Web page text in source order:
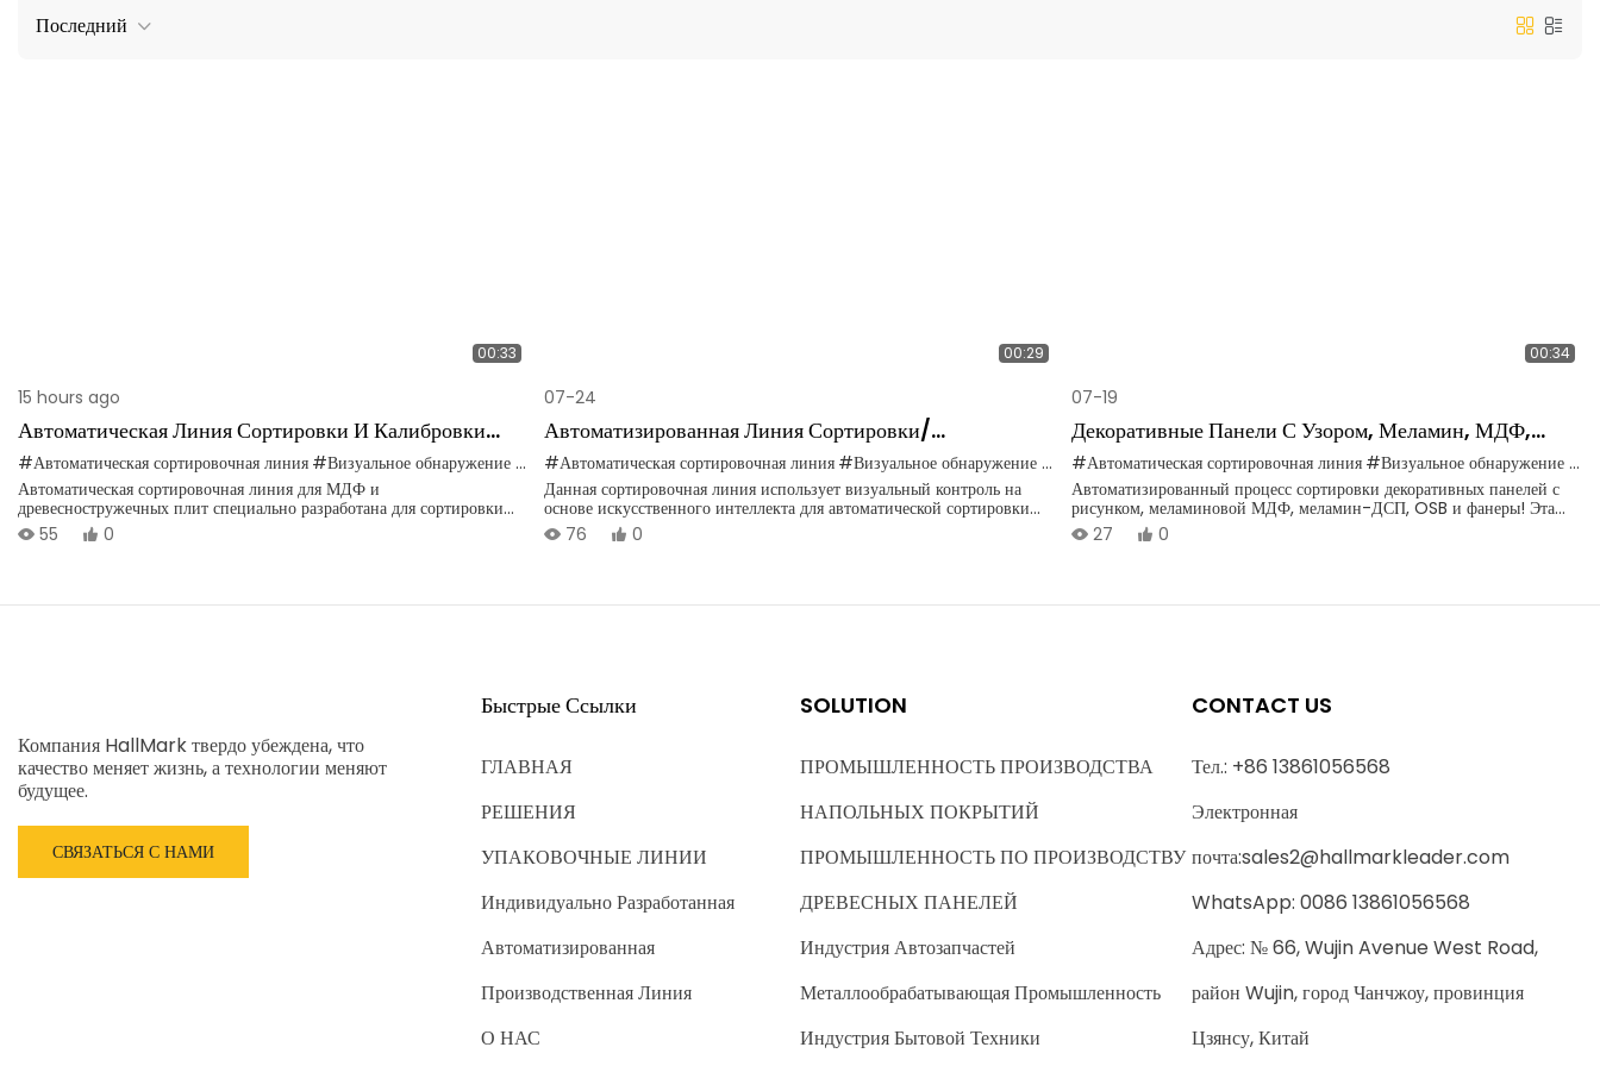
Последний
00:33
15 hours ago
Автоматическая Линия Сортировки И Калибровки
МДФ И ДСП.
#Автоматическая сортировочная линия #Визуальное обнаружение с помощью ИИ
Автоматическая сортировочная линия для МДФ и
древесностружечных плит специально разработана для сортировки
готовых изделий из МДФ (древесноволокнистой плиты средней
плотности) и древесностружечных плит (ДСП), полуфабрикатов и
датчики и полностью автоматизированную технологию
55 0
00:29
07-24
Автоматизированная Линия Сортировки/
Классификации Ориентированно-Стружечных Плит
(ОСП).
#Автоматическая сортировочная линия #Визуальное обнаружение с помощью ИИ
Данная сортировочная линия использует визуальный контроль на
основе искусственного интеллекта для автоматической сортировки
МДФ, ДСП и OSB по техническим характеристикам, толщине и
наличию дефектов. Благодаря управлению с помощью ПЛК, система
осуществлять интеллектуальную модернизацию и повышать
76 0
00:34
07-19
Декоративные Панели С Узором, Меламин, МДФ,
ДСП, ОСП, Фанера, Сортировочная Линия, Линия
Калибровки.
#Автоматическая сортировочная линия #Визуальное обнаружение с помощью ИИ
Автоматизированный процесс сортировки декоративных панелей с
рисунком, меламиновой МДФ, меламин-ДСП, OSB и фанеры! Эта
сортировочная линия использует новейшую технологию визуального
контроля на основе искусственного интеллекта, которая позволяет
27 0
Компания HallMark твердо убеждена, что
качество меняет жизнь, а технологии меняют
будущее.
СВЯЗАТЬСЯ С НАМИ
Быстрые Ссылки
ГЛАВНАЯ
РЕШЕНИЯ
УПАКОВОЧНЫЕ ЛИНИИ
Индивидуально Разработанная
Автоматизированная
Производственная Линия
О НАС
SOLUTION
ПРОМЫШЛЕННОСТЬ ПРОИЗВОДСТВА
НАПОЛЬНЫХ ПОКРЫТИЙ
ПРОМЫШЛЕННОСТЬ ПО ПРОИЗВОДСТВУ
ДРЕВЕСНЫХ ПАНЕЛЕЙ
Индустрия Автозапчастей
Металлообрабатывающая Промышленность
Индустрия Бытовой Техники
CONTACT US
Тел.: +86 13861056568
Электронная
почта:sales2@hallmarkleader.com
WhatsApp: 0086 13861056568
Адрес: № 66, Wujin Avenue West Road,
район Wujin, город Чанчжоу, провинция
Цзянсу, Китай